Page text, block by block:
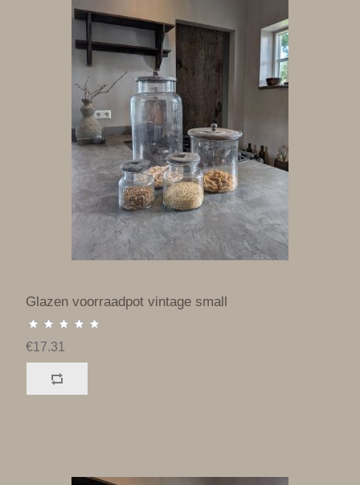
Glazen voorraadpot vintage small
€17.31